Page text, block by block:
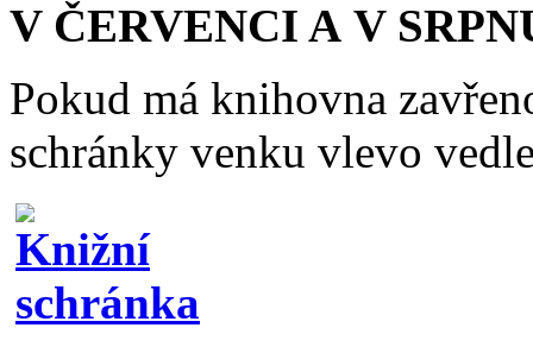
V ČERVENCI A V
Pokud má knihovna
schránky venku vlevo